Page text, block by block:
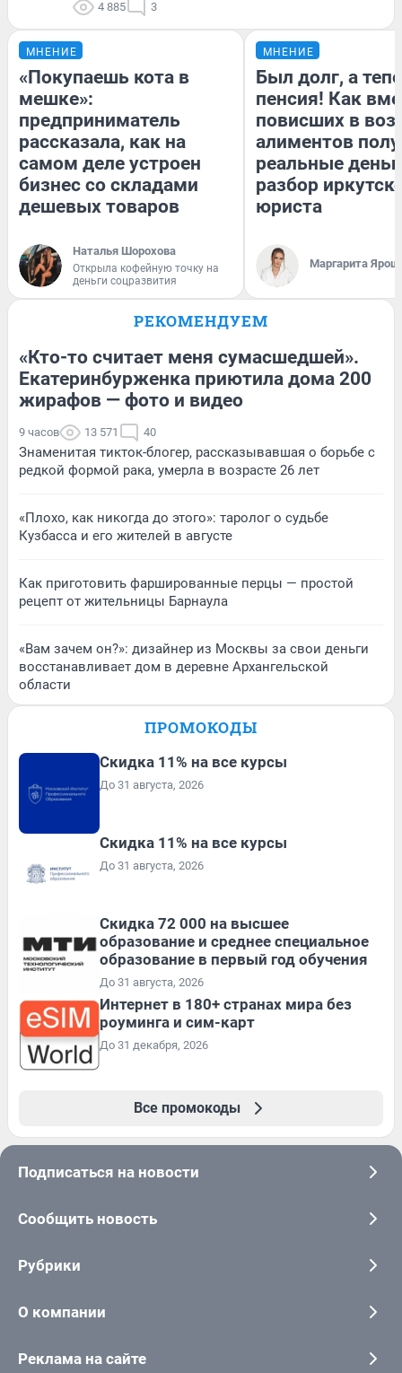
4 885 3
МНЕНИЕ
«Покупаешь кота в
мешке»:
предприниматель
рассказала, как на
самом деле устроен
бизнес со складами
дешевых товаров
Наталья Шорохова
Открыла кофейную точку на
деньги соцразвития
МНЕНИЕ
Был долг, а
пенсия! Как
повисших в
алиментов
реальные
разбор
юриста
Маргарита
РЕКОМЕНДУЕМ
«Кто-то считает меня сумасшедшей».
Екатеринбурженка приютила дома 200
жирафов — фото и видео
9 часов 13 571 40
Знаменитая тикток-блогер, рассказывавшая о борьбе с
редкой формой рака, умерла в возрасте 26 лет
«Плохо, как никогда до этого»: таролог о судьбе
Кузбасса и его жителей в августе
Как приготовить фаршированные перцы — простой
рецепт от жительницы Барнаула
«Вам зачем он?»: дизайнер из Москвы за свои деньги
восстанавливает дом в деревне Архангельской
области
ПРОМОКОДЫ
Скидка 11% на все курсы
До 31 августа, 2026
Скидка 11% на все курсы
До 31 августа, 2026
Скидка 72 000 на высшее
образование и среднее специальное
образование в первый год обучения
До 31 августа, 2026
Интернет в 180+ странах мира без
роуминга и сим-карт
До 31 декабря, 2026
Все промокоды
Подписаться на новости
Сообщить новость
Рубрики
О компании
Реклама на сайте